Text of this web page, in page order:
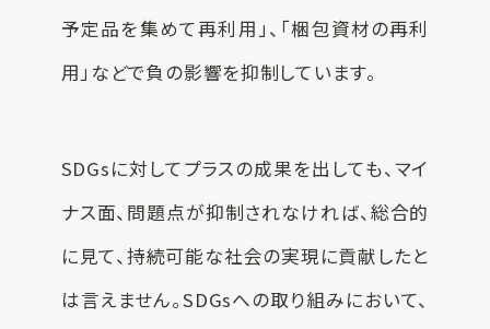
予定品を集めて再利用」、「梱包資材の再利
用」などで負の影響を抑制しています。
SDGsに対してプラスの成果を出しても、マイ
ナス面、問題点が抑制されなければ、総合的
に見て、持続可能な社会の実現に貢献したと
は言えません。SDGsへの取り組みにおいて、